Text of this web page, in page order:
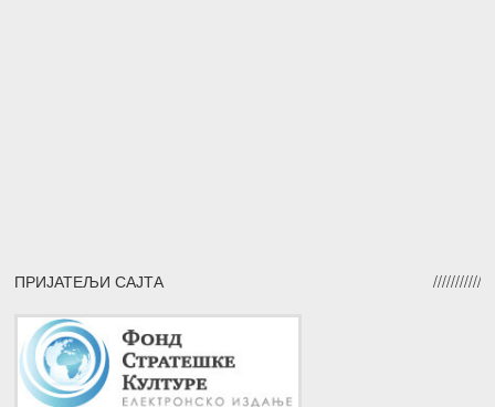
ПРИЈАТЕЉИ САЈТА